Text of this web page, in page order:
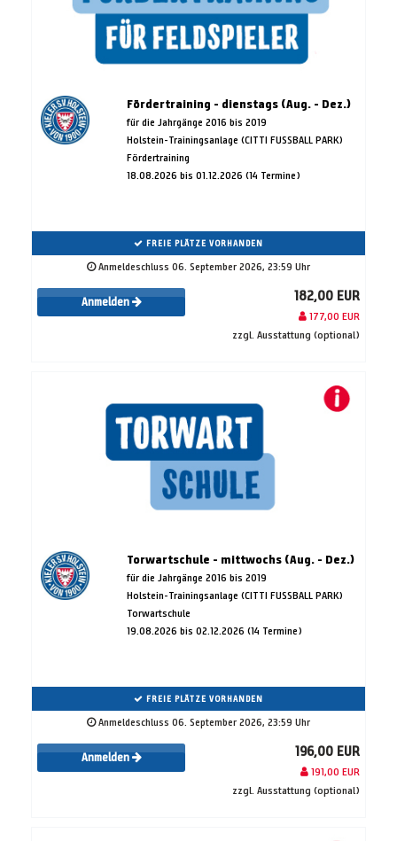
Fördertraining - dienstags (Aug. - Dez.)
für die Jahrgänge 2016 bis 2019
Holstein-Trainingsanlage (CITTI FUSSBALL PARK)
Fördertraining
18.08.2026 bis 01.12.2026 (14 Termine)
FREIE PLÄTZE VORHANDEN
Anmeldeschluss 06. September 2026, 23:59 Uhr
Anmelden 182,00 EUR
177,00 EUR
zzgl. Ausstattung (optional)
Torwartschule - mittwochs (Aug. - Dez.)
für die Jahrgänge 2016 bis 2019
Holstein-Trainingsanlage (CITTI FUSSBALL PARK)
Torwartschule
19.08.2026 bis 02.12.2026 (14 Termine)
FREIE PLÄTZE VORHANDEN
Anmeldeschluss 06. September 2026, 23:59 Uhr
Anmelden 196,00 EUR
191,00 EUR
zzgl. Ausstattung (optional)